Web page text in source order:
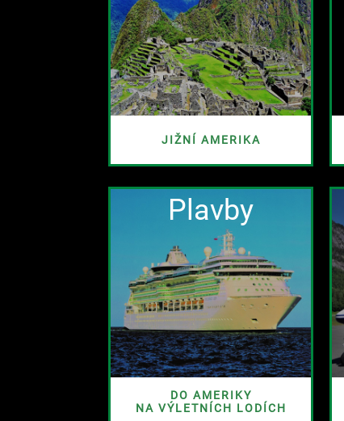
JIŽNÍ AMERIKA
Plavby
DO AMERIKY
NA VÝLETNÍCH LODÍCH